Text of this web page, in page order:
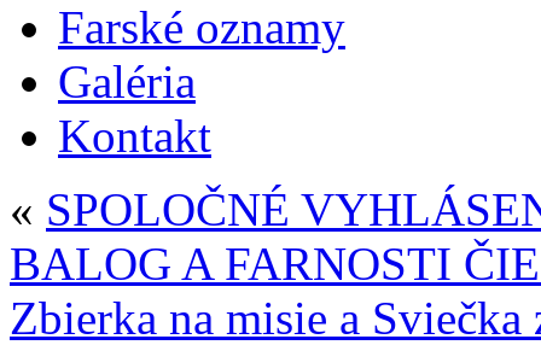
Farské oznamy
Galéria
Kontakt
« SPOLOČNÉ
BALOG A FARNOSTI
Zbierka na misie a Sviečka